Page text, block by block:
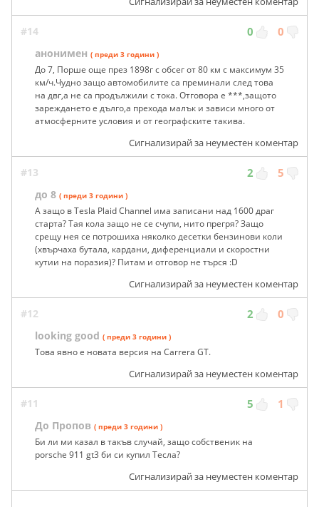
#14 0 0
анонимен ( преди 3 години )
До 7, Порше още през 1898г с обсег от 80 км с максимум 35
км/ч.Чудно защо автомобилите са преминали след това
на двг,а не са продължили с тока. Отговора е ***,защото
зареждането е дълго,а прехода малък и зависи много от
атмосферните условия и от географските такива.
Сигнализирай за неуместен коментар
#13 2 5
до 8 ( преди 3 години )
А защо в Tesla Plaid Channel има записани над 1600 драг
старта? Тая кола защо не се счупи, нито прегря? Защо
срещу нея се потрошиха няколко десетки бензинови коли
(хвърчаха бутала, кардани, диференциали и скоростни
кутии на поразия)? Питам и отговор не търся :D
Сигнализирай за неуместен коментар
#12 2 0
looking good ( преди 3 години )
Това явно е новата версия на Carrera GT.
Сигнализирай за неуместен коментар
#11 5 1
До Пропов ( преди 3 години )
Би ли ми казал в такъв случай, защо собственик на
porsche 911 gt3 би си купил Тесла?
Сигнализирай за неуместен коментар